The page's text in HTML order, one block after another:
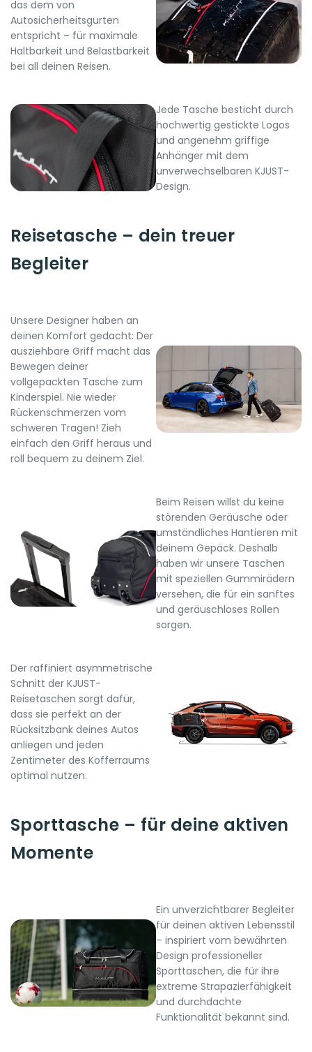
das dem von
Autosicherheitsgurten
entspricht – für maximale
Haltbarkeit und Belastbarkeit
bei all deinen Reisen.
Jede Tasche besticht durch
hochwertig gestickte Logos
und angenehm griffige
Anhänger mit dem
unverwechselbaren KJUST-
Design.
Reisetasche – dein treuer
Begleiter
Unsere Designer haben an
deinen Komfort gedacht: Der
ausziehbare Griff macht das
Bewegen deiner
vollgepackten Tasche zum
Kinderspiel. Nie wieder
Rückenschmerzen vom
schweren Tragen! Zieh
einfach den Griff heraus und
roll bequem zu deinem Ziel.
Beim Reisen willst du keine
störenden Geräusche oder
umständliches Hantieren mit
deinem Gepäck. Deshalb
haben wir unsere Taschen
mit speziellen Gummirädern
versehen, die für ein sanftes
und geräuschloses Rollen
sorgen.
Der raffiniert asymmetrische
Schnitt der KJUST-
Reisetaschen sorgt dafür,
dass sie perfekt an der
Rücksitzbank deines Autos
anliegen und jeden
Zentimeter des Kofferraums
optimal nutzen.
Sporttasche – für deine aktiven
Momente
Ein unverzichtbarer Begleiter
für deinen aktiven Lebensstil
– inspiriert vom bewährten
Design professioneller
Sporttaschen, die für ihre
extreme Strapazierfähigkeit
und durchdachte
Funktionalität bekannt sind.